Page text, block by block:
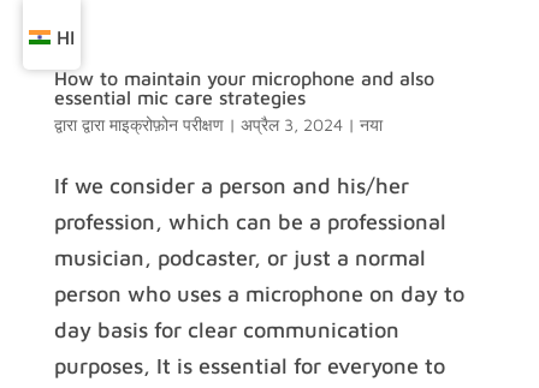
How to maintain your microphone and also
essential mic care strategies
द्वारा द्वारामाइक्रोफ़ोन परीक्षण| अप्रैल 3, 2024| नया
If we consider a person and his/her
profession, which can be a professional
musician, podcaster, or just a normal
person who uses a microphone on day to
day basis for clear communication
purposes, It is essential for everyone to
HI